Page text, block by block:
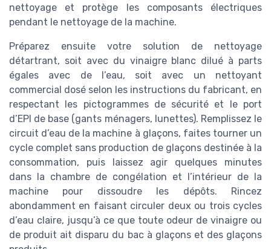
nettoyage et protège les composants électriques
pendant le nettoyage de la machine.
Préparez ensuite votre solution de nettoyage
détartrant, soit avec du vinaigre blanc dilué à parts
égales avec de l’eau, soit avec un nettoyant
commercial dosé selon les instructions du fabricant, en
respectant les pictogrammes de sécurité et le port
d’EPI de base (gants ménagers, lunettes). Remplissez le
circuit d’eau de la machine à glaçons, faites tourner un
cycle complet sans production de glaçons destinée à la
consommation, puis laissez agir quelques minutes
dans la chambre de congélation et l’intérieur de la
machine pour dissoudre les dépôts. Rincez
abondamment en faisant circuler deux ou trois cycles
d’eau claire, jusqu’à ce que toute odeur de vinaigre ou
de produit ait disparu du bac à glaçons et des glaçons